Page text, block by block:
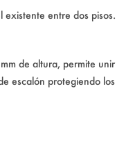
entre dos
de altura, permite
escalón protegiendo los